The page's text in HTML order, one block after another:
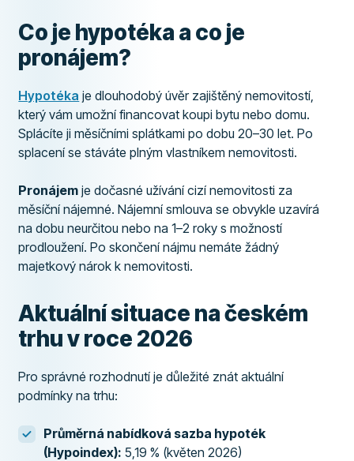
Co je hypotéka a co je
pronájem?
Hypotéka je dlouhodobý úvěr zajištěný nemovitostí,
který vám umožní financovat koupi bytu nebo domu.
Splácíte ji měsíčními splátkami po dobu 20–30 let. Po
splacení se stáváte plným vlastníkem nemovitosti.
Pronájem je dočasné užívání cizí nemovitosti za
měsíční nájemné. Nájemní smlouva se obvykle uzavírá
na dobu neurčitou nebo na 1–2 roky s možností
prodloužení. Po skončení nájmu nemáte žádný
majetkový nárok k nemovitosti.
Aktuální situace na českém
trhu v roce 2026
Pro správné rozhodnutí je důležité znát aktuální
podmínky na trhu:
Průměrná nabídková sazba hypoték
(Hypoindex): 5,19 % (květen 2026)